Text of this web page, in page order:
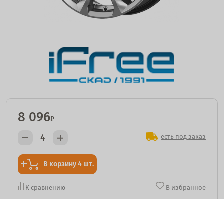
8 096₽
есть под заказ
В корзину 4 шт.
К сравнению В избранное